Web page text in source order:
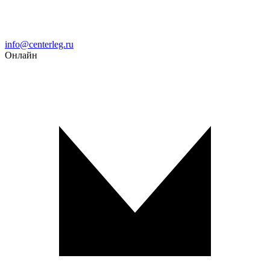
Email
info@centerleg.ru
Онлайн